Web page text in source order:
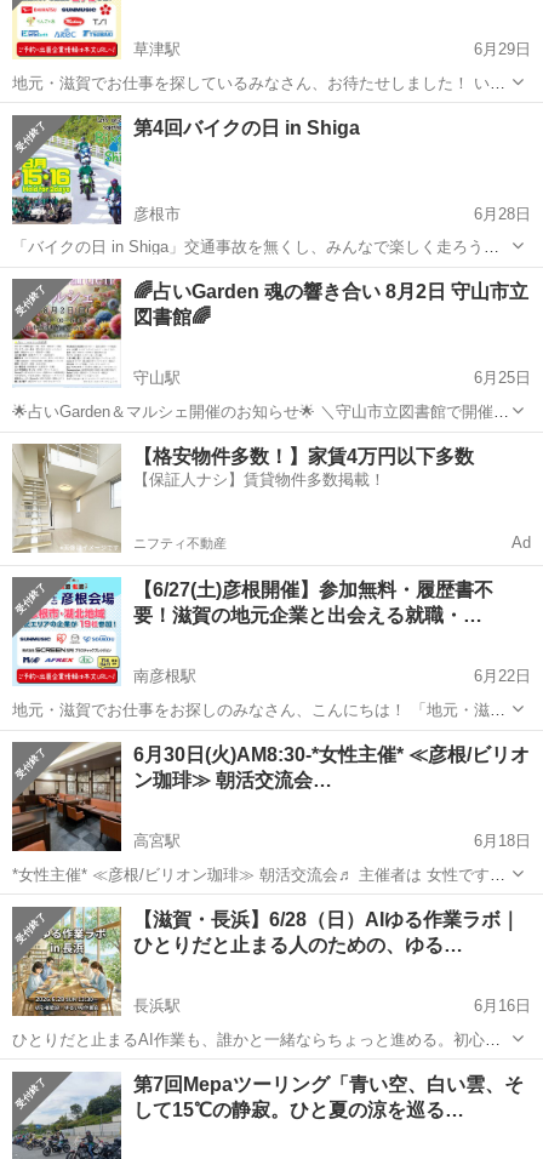
草津駅
6月29日
地元・滋賀でお仕事を探しているみなさん、お待たせしました！ いよ
いよ今週末です！ 7月4日(土)に、草津駅スグの「キラリエ草津」で、
エリア最大級の合同企業面談会を開催します！ 人口が多く活気ある滋
賀南部エリアでの開...
滋賀 草津市 草津駅 その他
第4回バイクの日 in Shiga
彦根市
6月28日
「バイクの日 in Shiga」交通事故を無くし、みんなで楽しく走ろう滋
賀！ 8月15日、16日の2日間、交通事故撲滅を掲げながらライダーたち
がびわ湖を一周しながら道の駅等で交通安全啓発を行います。 道の駅
では素敵なノベ...
滋賀 彦根市 その他
🌈占いGarden 魂の響き合い 8月2日 守山市立
図書館🌈
守山駅
6月25日
🌟占いGarden＆マルシェ開催のお知らせ🌟 ＼守山市立図書館で開催✨
／ 占い・ヒーリング・ハンドメイドが集う人気イベント 「占い
Garden＆マルシェ」を開催いたします😊 📅日時 2026年8月2日（...
滋賀 守山市 守山駅 その他 マルシェ
【格安物件多数！】家賃4万円以下多数
【保証人ナシ】賃貸物件多数掲載！
ニフティ不動産 Ad
【6/27(土)彦根開催】参加無料・履歴書不
要！滋賀の地元企業と出会える就職・…
南彦根駅
6月22日
地元・滋賀でお仕事をお探しのみなさん、こんにちは！ 「地元・滋賀
で新しい仕事を探している」 「正社員として安定して働きたい！」
「未経験だけど、どんな企業があるか話を聞いてみたい」 そんな方に
ぴったりの就職・...
滋賀 彦根市 南彦根駅 会場
6月30日(火)AM8:30-*女性主催* ≪彦根/ビリオ
ン珈琲≫ 朝活交流会…
高宮駅
6月18日
*女性主催* ≪彦根/ビリオン珈琲≫ 朝活交流会♬ 主催者は 女性ですの
で 女性の方お一人様でも 安心してご参加頂けます♬ ※女子会ではあ
りませんので 男性の方のお申し込みも 大歓迎です！ 【日 ...
滋賀 彦根市 高宮駅 その他 ビリオン珈琲
【滋賀・長浜】6/28（日）AIゆる作業ラボ｜
ひとりだと止まる人のための、ゆる…
長浜駅
6月16日
ひとりだと止まるAI作業も、誰かと一緒ならちょっと進める。初心者
歓迎・少人数のゆるいAI作業会。長浜さざなみタウンで開催。 ---
「ChatGPTって気になるけど、ひとりで始めるのはちょっと……」──
わかり...
滋賀 長浜市 長浜駅 ひとり
第7回Mepaツーリング「青い空、白い雲、そ
して15℃の静寂。ひと夏の涼を巡る…